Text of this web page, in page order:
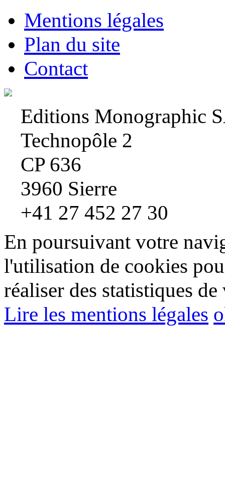
Mentions légales
Plan du site
Contact
Editions Monographic
Technopôle 2
CP 636
3960 Sierre
+41 27 452 27 30
En poursuivant votre
l'utilisation de cookies
réaliser des statistiques de
Lire les mentions légales